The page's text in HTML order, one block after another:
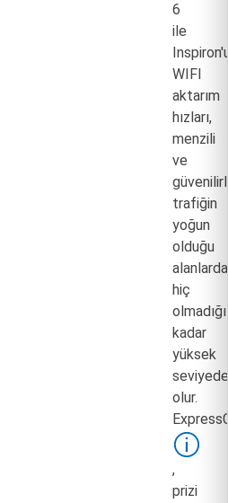
6
ile
WIFI
aktarım
hızları,
menzili
ve
trafiğin
yoğun
olduğu
alanlarda
hiç
olmadığı
kadar
yüksek
seviyede
olur.
,
prizi